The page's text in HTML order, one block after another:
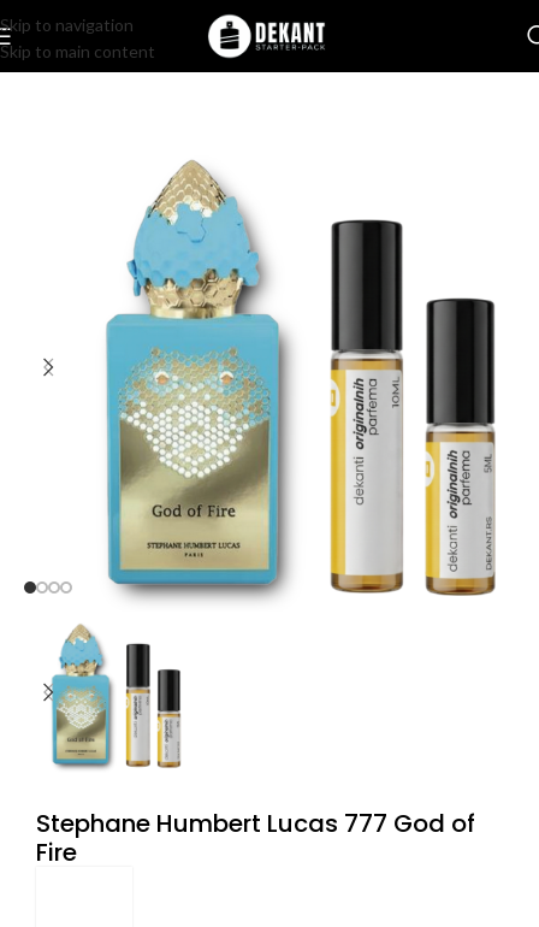
Skip to navigation
Skip to main content
Home/Pakovanje/ Komercijalno
Stephane Humbert Lucas 777 God of
Fire